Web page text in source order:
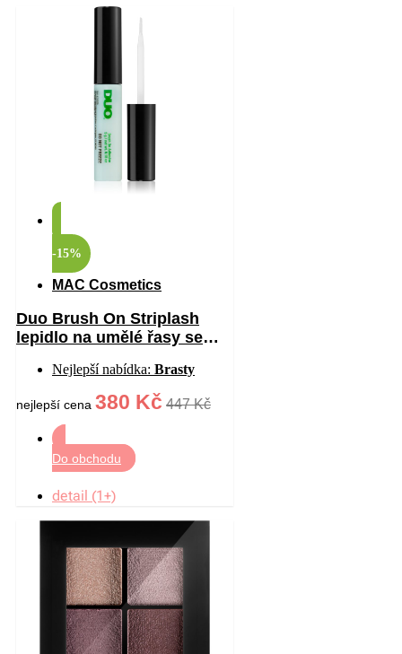
-15%
MAC Cosmetics
Duo Brush On Striplash
lepidlo na umělé řasy se
White/Clear 5 g
Nejlepší nabídka: Brasty
nejlepší cena 380 Kč 447 Kč
Do obchodu
detail (1+)